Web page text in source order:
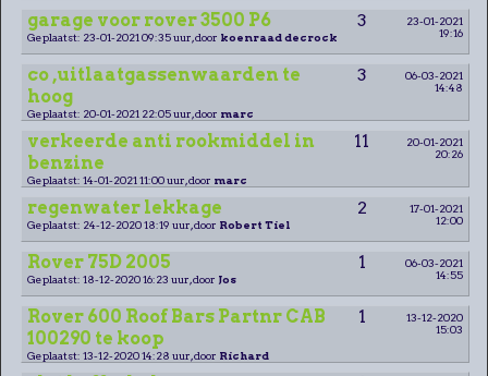
garage voor rover 3500 P6 3
23-01-2021
19:16
Geplaatst: 23-01-2021 09:35 uur, door koenraad decrock
co ,uitlaatgassenwaarden te
hoog
3
06-03-2021
14:48
Geplaatst: 20-01-2021 22:05 uur, door marc
verkeerde anti rookmiddel in
benzine
11
20-01-2021
20:26
Geplaatst: 14-01-2021 11:00 uur, door marc
regenwater lekkage 2
17-01-2021
12:00
Geplaatst: 24-12-2020 18:19 uur, door Robert Tiel
Rover 75D 2005 1
06-03-2021
14:55
Geplaatst: 18-12-2020 16:23 uur, door Jos
Rover 600 Roof Bars Partnr CAB
100290 te koop
1
13-12-2020
15:03
Geplaatst: 13-12-2020 14:28 uur, door Richard